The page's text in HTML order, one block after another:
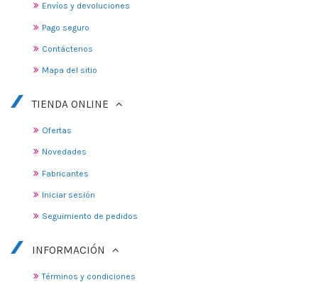
Envíos y devoluciones
Pago seguro
Contáctenos
Mapa del sitio
TIENDA ONLINE
Ofertas
Novedades
Fabricantes
Iniciar sesión
Seguimiento de pedidos
INFORMACIÓN
Términos y condiciones